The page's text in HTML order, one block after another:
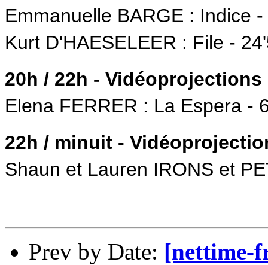
Emmanuelle BARGE : Indice
Kurt D'HAESELEER : File -
20h / 22h -
Elena FERRER : La Espera -
22h / minuit -
Shaun et Lauren IRONS et
Prev by Date: [nettime-